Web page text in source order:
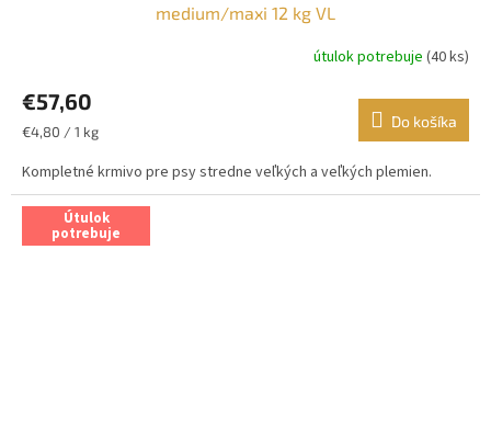
medium/maxi 12 kg VL
útulok potrebuje (40 ks)
€57,60
Jednotková
€4,80 / 1 kg
Do košíka
Kompletné krmivo pre psy stredne veľkých a veľkých plemien.
Útulok
potrebuje